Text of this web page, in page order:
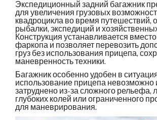
Экспедиционный задний багажник
для увеличения грузовых
квадроцикла во время путешествий,
рыбалки, экспедиций и
Конструкция устанавливается
фаркопа и позволяет перевозить
груз без использования прицепа,
маневренность техники.
Багажник особенно удобен в
использование прицепа невозможно
затруднено из-за сложного рельефа,
глубоких колей или ограниченного
для маневрирования.